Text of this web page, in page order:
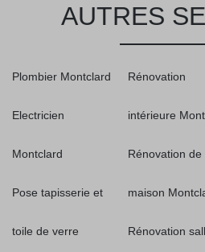
AUTRES
Plombier Montclard
Electricien
Montclard
Pose tapisserie et
toile de verre
Rénovation
intérieure
Rénovation de
maison
Rénovation